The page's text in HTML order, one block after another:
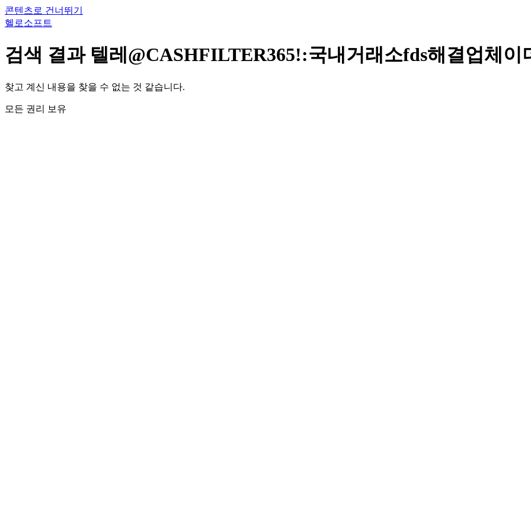
콘텐츠로 건너뛰기
헬로소프트
검색 결과 텔레@CASHFILTER365ǃ:국내거래소fds해결업체이
찾고 계신 내용을 찾을 수 없는 것 같습니다.
모든 권리 보유